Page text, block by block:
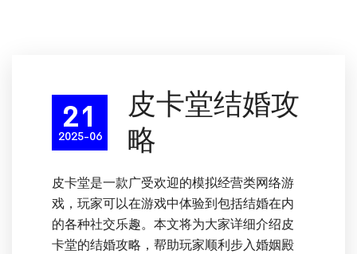
21
2025-06
皮卡堂结婚攻
略
皮卡堂是一款广受欢迎的模拟经营类网络游
戏，玩家可以在游戏中体验到包括结婚在内
的各种社交乐趣。本文将为大家详细介绍皮
卡堂的结婚攻略，帮助玩家顺利步入婚姻殿